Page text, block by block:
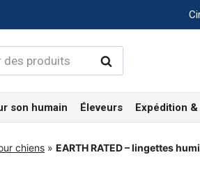
Rechercher
son humain Éleveurs Expédition
chiens » EARTH RATED – lingettes